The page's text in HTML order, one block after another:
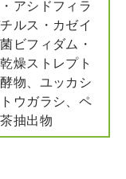
アシドフィラ
ルス・カゼイ
ビフィダム・
燥ストレプト
物、ユッカシ
ウガラシ、ペ
抽出物